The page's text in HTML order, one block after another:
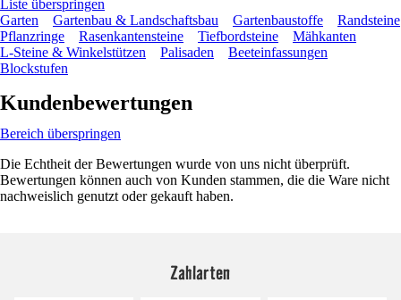
Liste überspringen
Garten
Gartenbau & Landschaftsbau Gartenbaustoffe
Randsteine
Pflanzringe
Rasenkantensteine Tiefbordsteine
Mähkanten
L-Steine & Winkelstützen
Palisaden
Beeteinfassungen
Blockstufen
Kundenbewertungen
Bereich überspringen
Die Echtheit der Bewertungen wurde von uns nicht überprüft.
Bewertungen können auch von Kunden stammen, die die Ware nicht
nachweislich genutzt oder gekauft haben.
Zahlarten